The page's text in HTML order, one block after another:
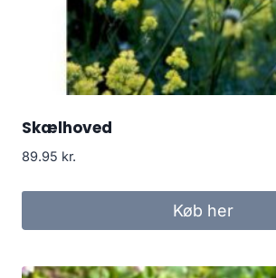
Skælhoved
89.95 kr.
Køb her